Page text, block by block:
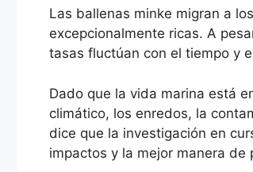
Las ballenas minke migran a
excepcionalmente ricas. A
tasas fluctúan con el tiempo y
Dado que la vida marina está
climático, los enredos, la
dice que la investigación en
impactos y la mejor manera